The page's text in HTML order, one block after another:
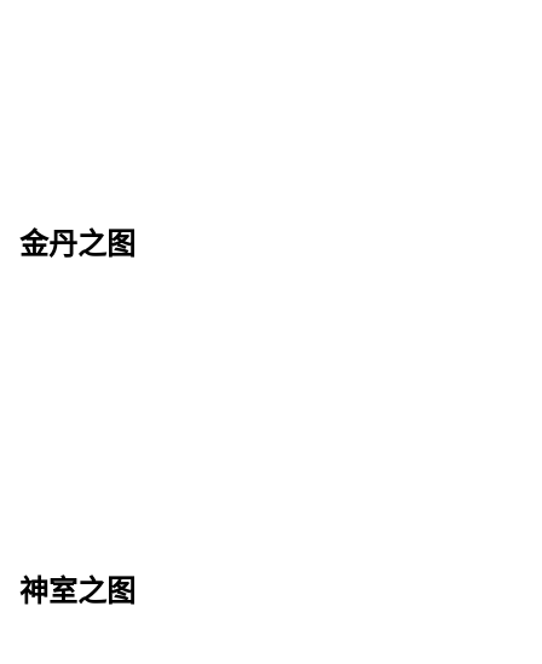
金丹之图
神室之图